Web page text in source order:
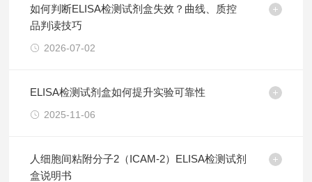
如何判断ELISA检测试剂盒失效？曲线、质控
品判读技巧
2026-07-02
ELISA检测试剂盒如何提升实验可靠性
2025-11-06
人细胞间粘附分子2（ICAM-2）ELISA检测试剂
盒说明书